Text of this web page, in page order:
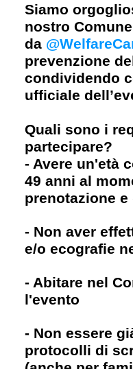
Siamo
nostro
da
prevenzione
condividendo
ufficiale
Quali sono i
partecipare?
- Avere un'età
49 anni al
prenotazione
- Non aver
e/o ecografie
- Abitare nel
l'evento
- Non essere
protocolli di